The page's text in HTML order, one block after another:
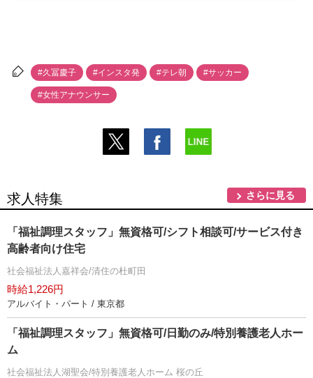
#久冨慶子 #インスタ発 #テレ朝 #サッカー
#女性アナウンサー
求人特集 さらに見る
「福祉調理スタッフ」無資格可/シフト相談可/サービス付き
高齢者向け住宅
社会福祉法人嘉祥会/清住の杜町田
時給1,226円
アルバイト・パート / 東京都
「福祉調理スタッフ」無資格可/日勤のみ/特別養護老人ホー
ム
社会福祉法人湖聖会/特別養護老人ホーム 桜の丘